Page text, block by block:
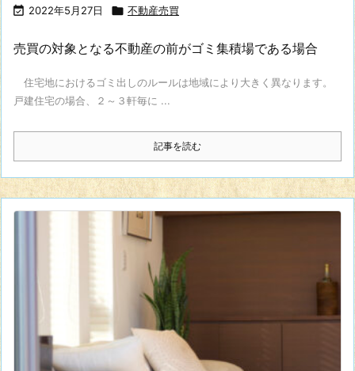
 2022年5月27日  不動産売買
売買の対象となる不動産の前がゴミ集積場である場合
住宅地におけるゴミ出しのルールは地域により大きく異なります。
戸建住宅の場合、２～３軒毎に ...
記事を読む